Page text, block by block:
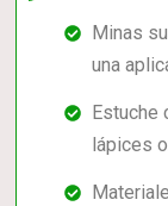
Minas
una
Estuche
lápices